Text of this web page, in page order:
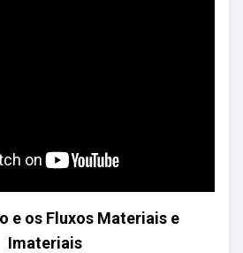
e os Fluxos Materiais e
Imateriais